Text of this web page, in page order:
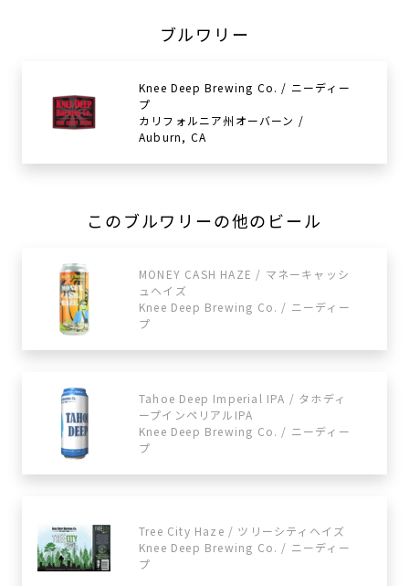
ブルワリー
Knee Deep Brewing Co. / ニーディー
プ
カリフォルニア州オーバーン /
Auburn, CA
このブルワリーの他のビール
MONEY CASH HAZE / マネーキャッシ
ュヘイズ
Knee Deep Brewing Co. / ニーディー
プ
Tahoe Deep Imperial IPA / タホディ
ープインペリアルIPA
Knee Deep Brewing Co. / ニーディー
プ
Tree City Haze / ツリーシティヘイズ
Knee Deep Brewing Co. / ニーディー
プ